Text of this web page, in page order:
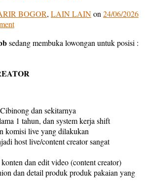
BOGOR, LAIN LAINon24/06/2026
sedang membuka lowongan untuk posisi :
dan sekitarnya
1 tahun, dan system kerja shift
komisi live yang dilakukan
host live/content creator sangat
dan edit video (content creator)
dan detail produk produk pakaian yang